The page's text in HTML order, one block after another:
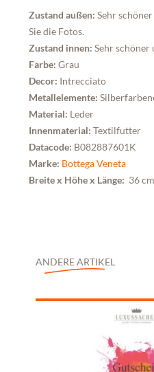
Zustand außen: Sehr
Sie die Fotos.
Zustand innen: Sehr schöner
Farbe: Grau
Decor: Intrecciato
Metallelemente:
Material: Leder
Innenmaterial: Textilfutter
Datacode: B082887601K
Marke: Bottega Veneta
Breite x Höhe x Länge: 36 cm
ANDERE ARTIKEL